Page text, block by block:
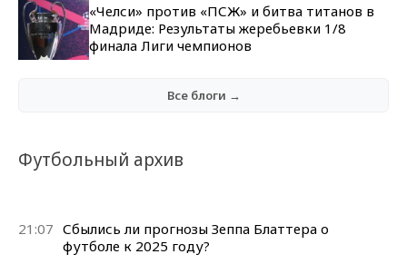
«Челси» против «ПСЖ» и битва титанов в
Мадриде: Результаты жеребьевки 1/8
финала Лиги чемпионов
Все блоги →
Футбольный архив
21:07 Сбылись ли прогнозы Зеппа Блаттера о
футболе к 2025 году?